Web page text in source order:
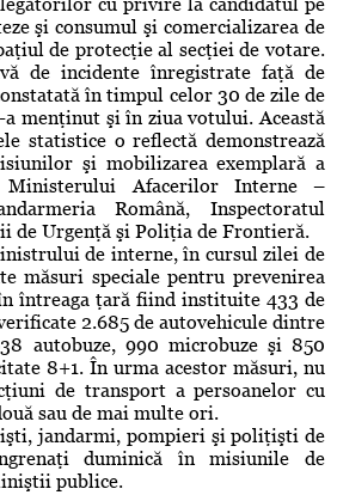
cu privire la candidatul pe
şi consumul şi comercializarea de
de protecţie al secţiei de votare.
de incidente înregistrate faţă de
în timpul celor 30 de zile de
a menţinut şi în ziua votului. Această
statistice o reflectă demonstrează
şi mobilizarea exemplară a
Afacerilor Interne –
Română, Inspectoratul
de Urgenţă şi Poliţia de Frontieră.
de interne, în cursul zilei de
măsuri speciale pentru prevenirea
întreaga ţară fiind instituite 433 de
2.685 de autovehicule dintre
autobuze, 990 microbuze şi 850
8+1. În urma acestor măsuri, nu
de transport a persoanelor cu
sau de mai multe ori.
jandarmi, pompieri şi poliţişti de
duminică în misiunile de
publice.